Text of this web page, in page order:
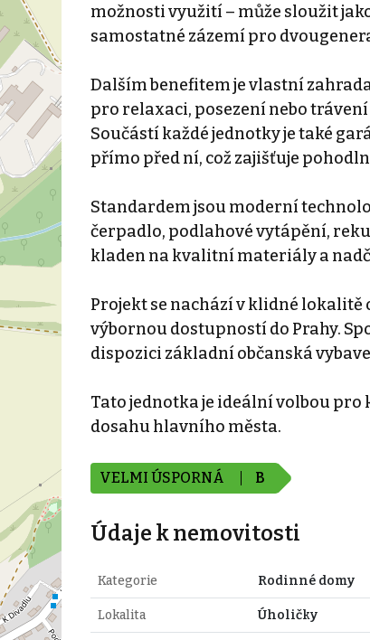
možnosti využití – může sloužit
samostatné zázemí pro
Dalším benefitem je vlastní
pro relaxaci, posezení nebo
Součástí každé jednotky je také
přímo před ní, což zajišťuje
Standardem jsou moderní
čerpadlo, podlahové vytápění,
kladen na kvalitní materiály a
Projekt se nachází v klidné lokalitě
výbornou dostupností do Prahy.
dispozici základní občanská
Tato jednotka je ideální volbou
dosahu hlavního města.
VELMI ÚSPORNÁ B
Údaje k nemovitosti
Kategorie Rodinné domy
Lokalita Úholičky